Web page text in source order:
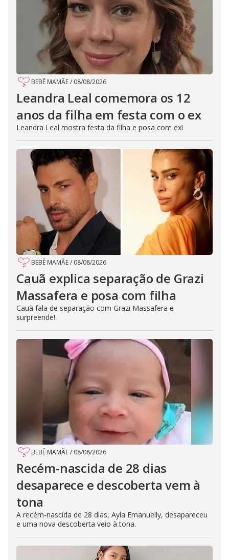
BEBÊ MAMÃE/ 08/08/2026
Leandra Leal comemora os 12
anos da filha em festa com o ex
Leandra Leal mostra festa da filha e posa com ex!
BEBÊ MAMÃE/ 08/08/2026
Cauã explica separação de Grazi
Massafera e posa com filha
Cauã fala de separação com Grazi Massafera e
surpreende!
BEBÊ MAMÃE/ 08/08/2026
Recém-nascida de 28 dias
desaparece e descoberta vem à
tona
A recém-nascida de 28 dias, Ayla Emanuelly, desapareceu
e uma nova descoberta veio à tona.